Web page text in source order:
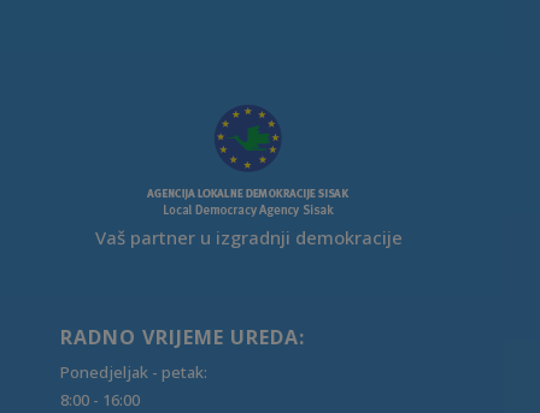
Vaš partner u izgradnji demokracije
RADNO VRIJEME UREDA:
Ponedjeljak - petak:
8:00 - 16:00